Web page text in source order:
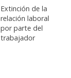
Extinción de la
relación laboral
por parte del
trabajador